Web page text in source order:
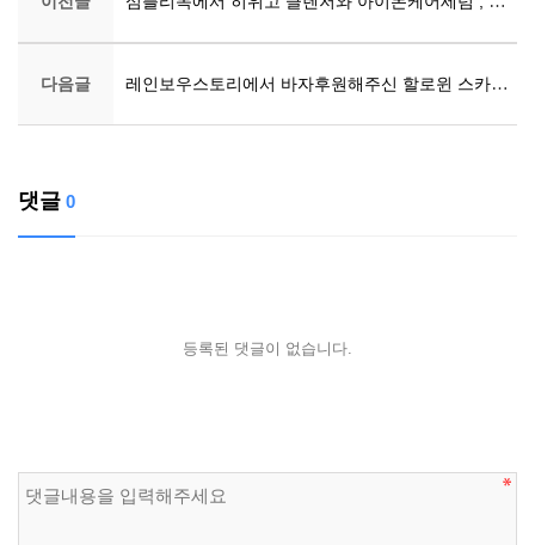
다음글 레인보우스토리에서 바자후원해주신 할로윈 스카프, 한복케이프
댓글 0
등록된 댓글이 없습니다.